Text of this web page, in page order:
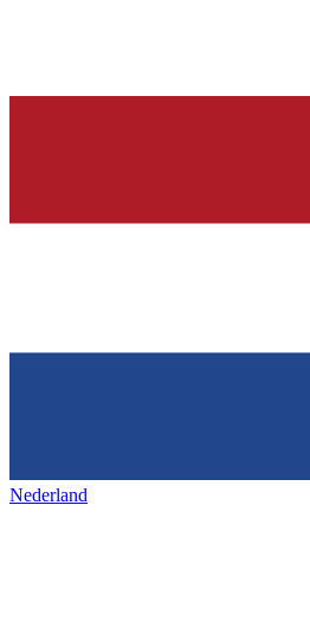
Nederland